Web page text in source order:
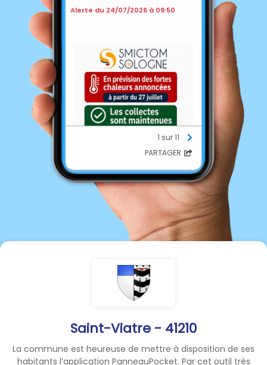
Saint-Viatre - 41210
La commune est heureuse de mettre à disposition de ses
habitants l’application PanneauPocket. Par cet outil très
Alerte du 24/07/2026 à 09:50
1 sur 11
PARTAGER